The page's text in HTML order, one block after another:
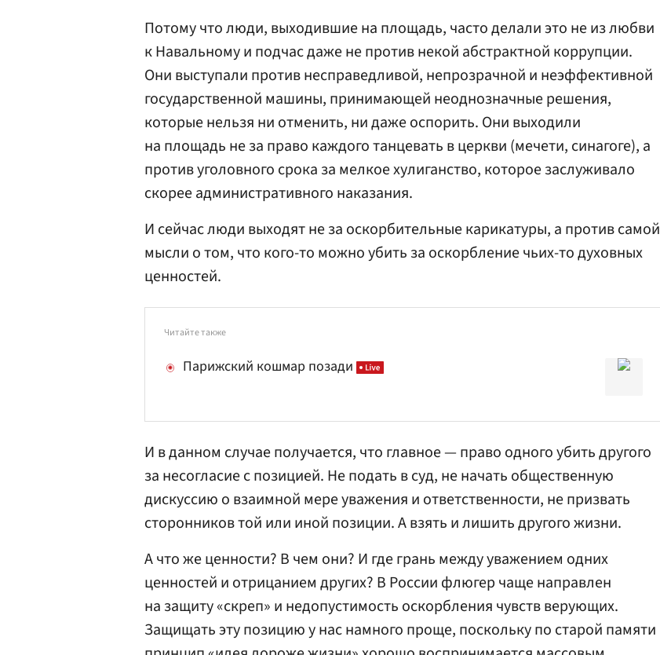
Потому что люди, выходившие на площадь, часто делали это не из любви
к Навальному и подчас даже не против некой абстрактной коррупции.
Они выступали против несправедливой, непрозрачной и неэффективной
государственной машины, принимающей неоднозначные решения,
которые нельзя ни отменить, ни даже оспорить. Они выходили
на площадь не за право каждого танцевать в церкви (мечети, синагоге), а
против уголовного срока за мелкое хулиганство, которое заслуживало
скорее административного наказания.
И сейчас люди выходят не за оскорбительные карикатуры, а против самой
мысли о том, что кого-то можно убить за оскорбление чьих-то духовных
ценностей.
Читайте также
Парижский кошмар позади
И в данном случае получается, что главное — право одного убить другого
за несогласие с позицией. Не подать в суд, не начать общественную
дискуссию о взаимной мере уважения и ответственности, не призвать
сторонников той или иной позиции. А взять и лишить другого жизни.
А что же ценности? В чем они? И где грань между уважением одних
ценностей и отрицанием других? В России флюгер чаще направлен
на защиту «скреп» и недопустимость оскорбления чувств верующих.
Защищать эту позицию у нас намного проще, поскольку по старой памяти